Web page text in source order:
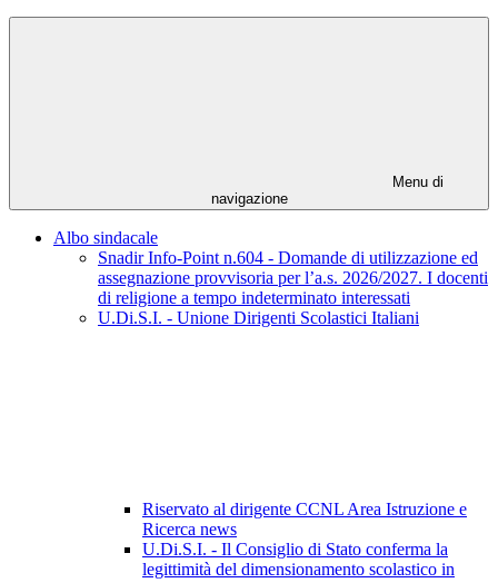
Menu di
navigazione
Albo sindacale
Snadir Info-Point n.604 - Domande di utilizzazione ed
assegnazione provvisoria per l’a.s. 2026/2027. I docenti
di religione a tempo indeterminato interessati
U.Di.S.I. - Unione Dirigenti Scolastici Italiani
Riservato al dirigente CCNL Area Istruzione e
Ricerca news
U.Di.S.I. - Il Consiglio di Stato conferma la
legittimità del dimensionamento scolastico in